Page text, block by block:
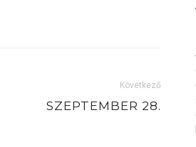
Következő
SZEPTEMBER 28.